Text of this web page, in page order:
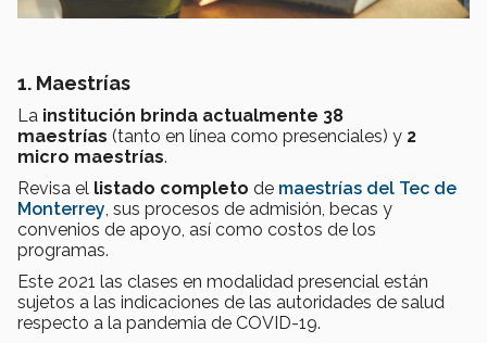
1. Maestrías
La institución brinda actualmente 38
maestrías (tanto en línea como presenciales) y 2
micro maestrías.
Revisa el listado completo de maestrías del Tec de
Monterrey, sus procesos de admisión, becas y
convenios de apoyo, así como costos de los
programas.
Este 2021 las clases en modalidad presencial están
sujetos a las indicaciones de las autoridades de salud
respecto a la pandemia de COVID-19.